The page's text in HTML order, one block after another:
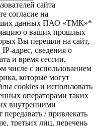
сайта
согласие на
данных ПАО «ТМК»*
о ваших прошлых
Вы перешли на сайт,
адрес, сведения о
и время сессии,
числе с использованием
которые могут
cookies и использовать
операторами таких
внутренними
/ привлекать
третьих лиц, перечень